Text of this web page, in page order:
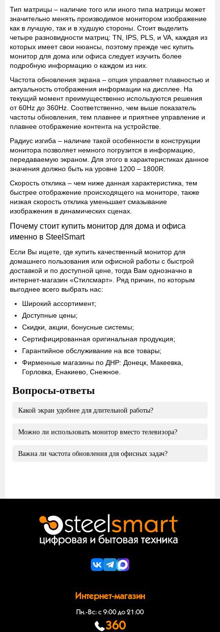
Тип матрицы – наличие того или иного типа матрицы может
значительно менять производимое монитором изображение
как в лучшую, так и в худшую стороны. Стоит выделить
четыре разновидности матриц: TN, IPS, PLS, и VA, каждая из
которых имеет свои нюансы, поэтому прежде чес купить
монитор для дома или офиса следует изучить более
подробную информацию о каждом из них.
Частота обновления экрана – опция управляет плавностью и
актуальность отображения информации на дисплее. На
текущий момент преимущественно используются решения
от 60Hz до 360Hz. Соответственно, чем выше показатель
частоты обновления, тем плавнее и приятнее управление и
плавнее отображение контента на устройстве.
Радиус изгиба – наличие такой особенности в конструкции
монитора позволяет немного погрузится в информацию,
передаваемую экраном. Для этого в характеристиках данное
значения должно быть на уровне 1200 – 1800R.
Скорость отклика – чем ниже данная характеристика, тем
быстрее отображение происходящего на мониторе, также
низкая скорость отклика уменьшает смазывание
изображения в динамических сценах.
Почему стоит купить монитор для дома и офиса
именно в SteelSmart
Если Вы ищете, где купить качественный монитор для
домашнего пользования или офисной работы с быстрой
доставкой и по доступной цене, тогда Вам однозначно в
интернет-магазин «Стилсмарт». Ряд причин, по которым
выгоднее всего выбрать нас:
Широкий ассортимент;
Доступные цены;
Скидки, акции, бонусные системы;
Сертифицированная оригинальная продукция;
Гарантийное обслуживание на все товары;
Фирменные магазины по ДНР: Донецк, Макеевка,
Горловка, Енакиево, Снежное.
Вопросы-ответы
Какой экран удобнее для длительной работы?
Выбирайте монитор с матовым покрытием, регулируемой
чтобы минимизировать усталость и сохранить зрение при
Можно ли использовать монитор вместо телевизора?
Да, если у него есть HDMI-вход, встроенные динамики
Важна ли частота обновления для офисных задач?
Интернет-магазин
Пн.-Вс: с 9:00 до 21:00
360